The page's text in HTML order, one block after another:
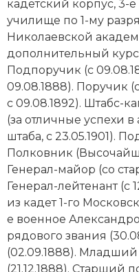
Генеалогия,
Государство и право
Империи
Историческая
История
История
История,
исторического
Итория
кадетский корпус, 3-
училище по 1-му
Николаевской
дополнительный курс
Подпоручик (с
09.08.1888). Поручик
с 09.08.1892). Штабс-
(за отличные успехи
штаба, с 23.05.1901).
Полковник
Генерал-майор (со
Генерал-лейтенант (с
из кадет 1-го
е военное
рядового звания
(02.09.1888).
(21.12.1888). Старший